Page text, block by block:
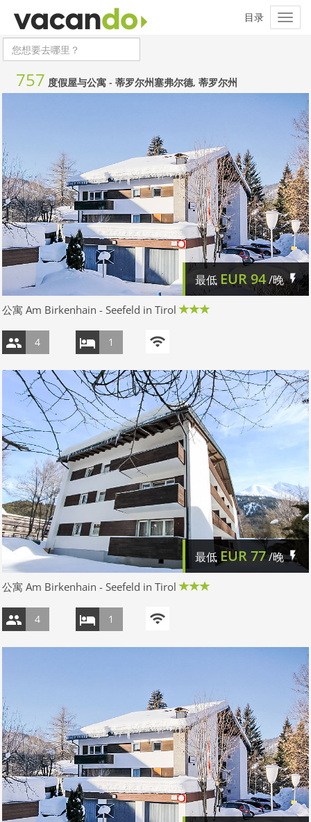
757 度假屋与公寓 - 蒂罗尔州塞弗尔德, 蒂罗尔州
最低 EUR94/晚
公寓 Am Birkenhain - Seefeld in Tirol
4 1
最低 EUR77/晚
公寓 Am Birkenhain - Seefeld in Tirol
4 1